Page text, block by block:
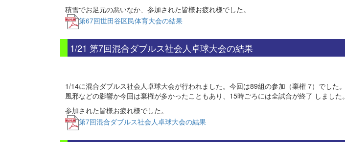
積雪でお足元の悪いなか、参加された皆様お疲れ様でした。
第67回世田谷区民体育大会の結果
1/21 第7回混合ダブルス社会人卓球大会の結果
1/14に混合ダブルス社会人卓球大会が行われました。今回は89組の参加（棄権 7）でした。
風邪などの影響か今回は棄権が多かったこともあり、15時ごろには全試合が終了 しました。
参加された皆様お疲れ様でした。
第7回混合ダブルス社会人卓球大会の結果